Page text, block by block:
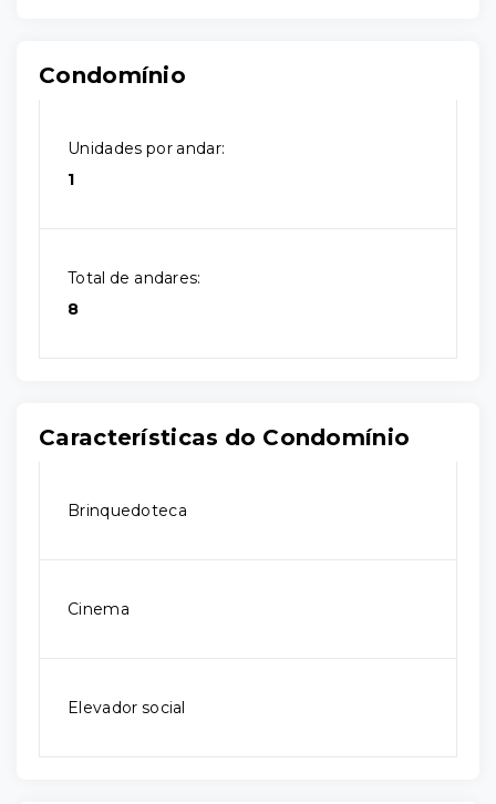
Condomínio
Unidades por andar:
1
Total de andares:
8
Características do Condomínio
Brinquedoteca
Cinema
Elevador social